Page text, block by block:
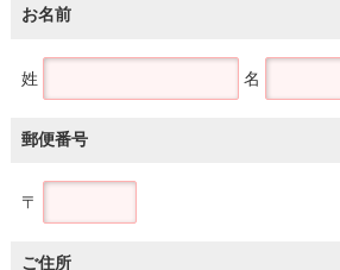
お名前
姓 名
郵便番号
〒
ご住所